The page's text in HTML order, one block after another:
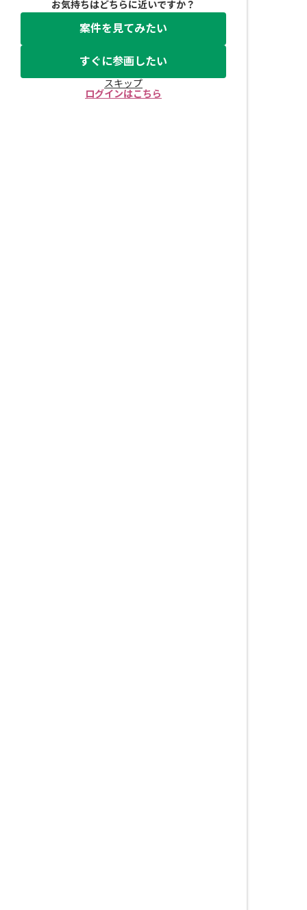
お気持ちはどちらに近いですか？
案件を見てみたい
すぐに参画したい
スキップ
ログインはこちら